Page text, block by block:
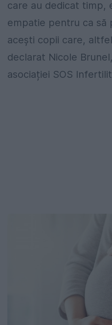
care au dedicat timp,
empatie pentru ca să
acești copii care,
declarat Nicole
asociației SOS